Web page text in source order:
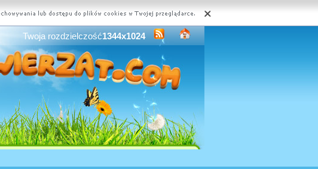
Twoja rozdzielczość1344x1024